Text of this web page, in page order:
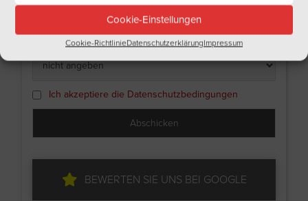
Cookie-Einstellungen
Cookie-RichtlinieDatenschutzerklärungImpressum
Ich akzeptiere die Datenschutzbedingungen
BEWERTEN SIE UNS BEI GOOGLE